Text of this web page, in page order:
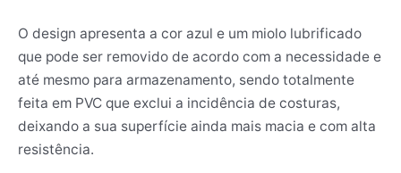
O design apresenta a cor azul e um miolo lubrificado
que pode ser removido de acordo com a necessidade e
até mesmo para armazenamento, sendo totalmente
feita em PVC que exclui a incidência de costuras,
deixando a sua superfície ainda mais macia e com alta
resistência.